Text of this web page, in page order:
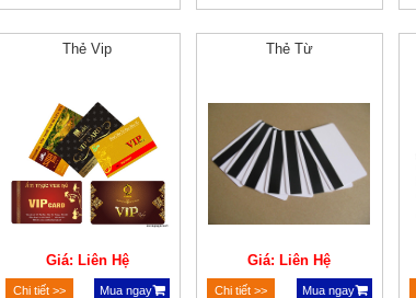
Thẻ Vip
Giá: Liên Hệ
Chi tiết >> Mua ngay
Thẻ Từ
Giá: Liên Hệ
Chi tiết >> Mua ngay